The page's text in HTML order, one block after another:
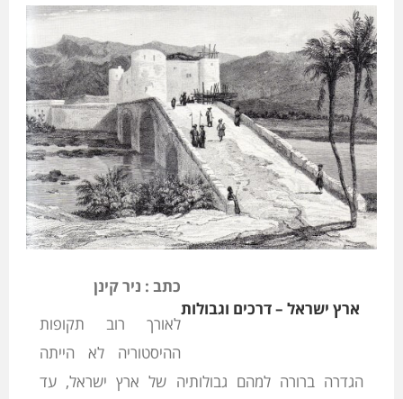
ארץ ישראל – דרכים וגבולות
כתב : ניר קינן
לאורך רוב תקופות
ההיסטוריה לא הייתה
הגדרה ברורה למהם גבולותיה של ארץ ישראל, עד